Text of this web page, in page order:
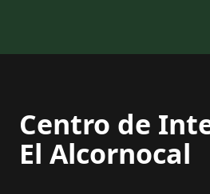
Centro de
El Alcornocal